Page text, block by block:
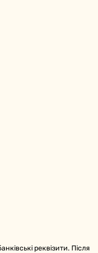
реквізити. Після